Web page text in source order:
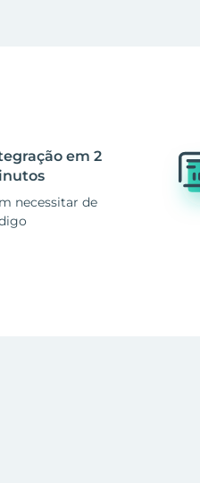
em 2
necessitar de